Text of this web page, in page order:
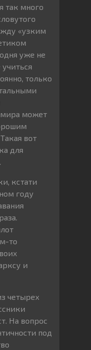
так много
«узким
уже не
только
мира может
вот
для
кстати
году
то
и
четырех
На вопрос
под